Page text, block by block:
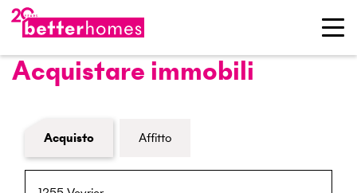
Acquistare immobili
Modulo di ricerca immobiliare
Acquisto Affitto
NPA / Località